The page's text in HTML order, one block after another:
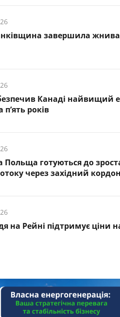
завершила жнива
Канаді найвищий
років
Польща готуються до
через західний кордон
на Рейні підтримує ціни